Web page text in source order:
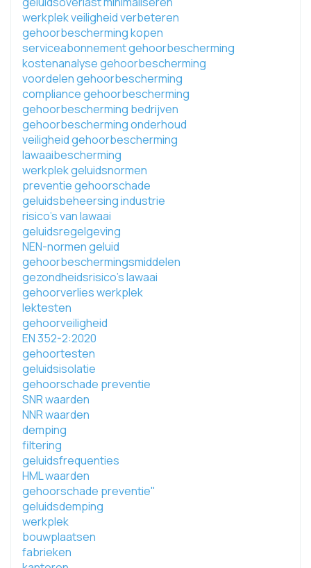
werkplek veiligheid verbeteren
gehoorbescherming kopen
serviceabonnement gehoorbescherming
kostenanalyse gehoorbescherming
voordelen gehoorbescherming
compliance gehoorbescherming
gehoorbescherming bedrijven
gehoorbescherming onderhoud
veiligheid gehoorbescherming
lawaaibescherming
werkplek geluidsnormen
preventie gehoorschade
geluidsbeheersing industrie
risico's van lawaai
geluidsregelgeving
NEN-normen geluid
gehoorbeschermingsmiddelen
gezondheidsrisico's lawaai
gehoorverlies werkplek
lektesten
gehoorveiligheid
EN 352-2:2020
gehoortesten
geluidsisolatie
gehoorschade preventie
SNR waarden
NNR waarden
demping
filtering
geluidsfrequenties
HML waarden
gehoorschade preventie"
geluidsdemping
werkplek
bouwplaatsen
fabrieken